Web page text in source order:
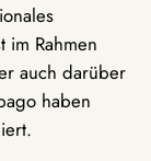
Rahmen
auch darüber
haben